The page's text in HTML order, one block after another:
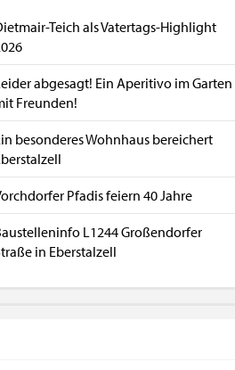
Teich als Vatertags-Highlight
abgesagt! Ein Aperitivo im Garten
Freunden!
besonderes Wohnhaus bereichert
Pfadis feiern 40 Jahre
L1244 Großendorfer
in Eberstalzell